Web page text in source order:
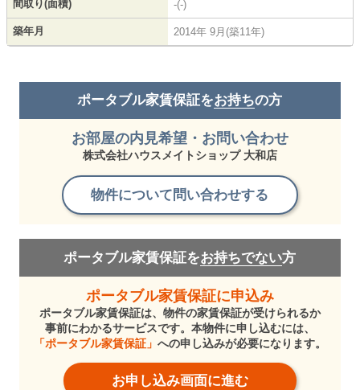
間取り(面積) -(-)
築年月 2014年 9月(築11年)
ポータブル家賃保証をお持ちの方
お部屋の内見希望・お問い合わせ
株式会社ハウスメイトショップ 大和店
物件について問い合わせする
ポータブル家賃保証をお持ちでない方
ポータブル家賃保証に申込み
ポータブル家賃保証は、物件の家賃保証が受けられるか
事前にわかるサービスです。本物件に申し込むには、
「ポータブル家賃保証」 への申し込みが必要になります。
お申し込み画面に進む